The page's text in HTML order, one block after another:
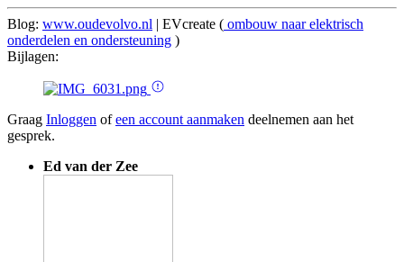
Blog: www.oudevolvo.nl | EVcreate ( ombouw naar elektrisch
onderdelen en ondersteuning )
Bijlagen:
Graag Inloggen ofeen account aanmaken deelnemen aan het
gesprek.
Ed van der Zee